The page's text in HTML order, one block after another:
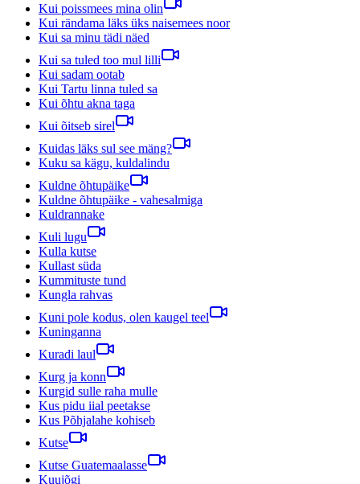
Kui poissmees mina olin
Kui rändama läks üks naisemees noor
Kui sa minu tädi näed
Kui sa tuled too mul lilli
Kui sadam ootab
Kui Tartu linna tuled sa
Kui õhtu akna taga
Kui õitseb sirel
Kuidas läks sul see mäng?
Kuku sa kägu, kuldalindu
Kuldne õhtupäike
Kuldne õhtupäike - vahesalmiga
Kuldrannake
Kuli lugu
Kulla kutse
Kullast süda
Kummituste tund
Kungla rahvas
Kuni pole kodus, olen kaugel teel
Kuninganna
Kuradi laul
Kurg ja konn
Kurgid sulle raha mulle
Kus pidu iial peetakse
Kus Põhjalahe kohiseb
Kutse
Kutse Guatemaalasse
Kuujõgi